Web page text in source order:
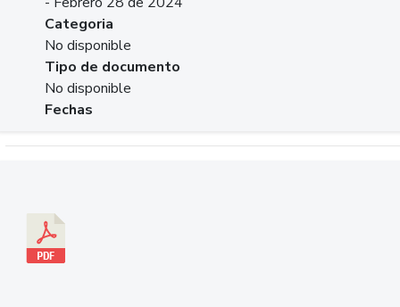
Categoria
No disponible
Tipo de documento
No disponible
Fechas